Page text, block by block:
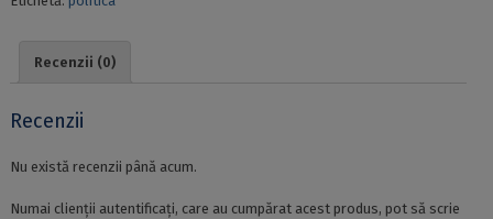
Recenzii (0)
Recenzii
Nu există recenzii până acum.
Numai clienții autentificați, care au cumpărat acest produs, pot să scrie